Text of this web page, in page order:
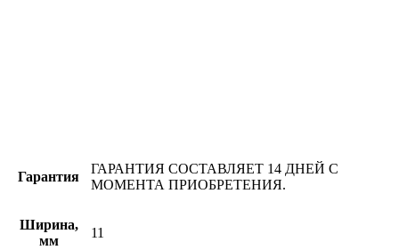
Гарантия
ГАРАНТИЯ СОСТАВЛЯЕТ 14 ДНЕЙ С
МОМЕНТА ПРИОБРЕТЕНИЯ.
Ширина,
мм
11